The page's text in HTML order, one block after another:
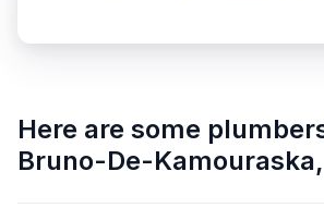
Here are some
Bruno-De-Kamouraska,